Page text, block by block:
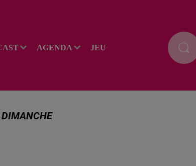
AGENDA JEU
DIMANCHE